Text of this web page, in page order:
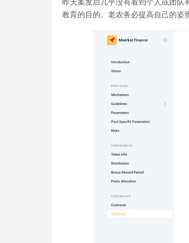
昨天案发后几乎没有看到个人或团队
教育的目的。老农务必提高自己的姿